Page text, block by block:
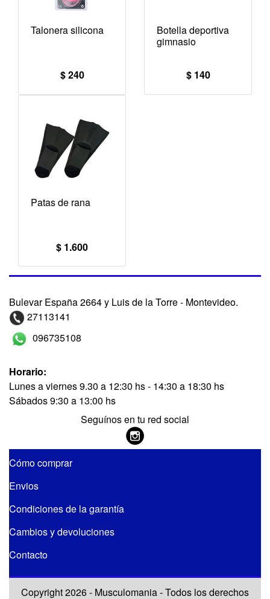
Talonera silicona
$ 240
Botella deportiva
gimnasio
$ 140
Patas de rana
$ 1.600
Bulevar España 2664 y Luis de la Torre - Montevideo.
27113141
096735108
Horario:
Lunes a viernes 9.30 a 12:30 hs - 14:30 a 18:30 hs
Sábados 9:30 a 13:00 hs
Seguínos en tu red social
Cómo comprar
Envios
Condiciones de la garantía
Cambios y devoluciones
Contacto
Copyright 2026 - Musculomania - Todos los derechos